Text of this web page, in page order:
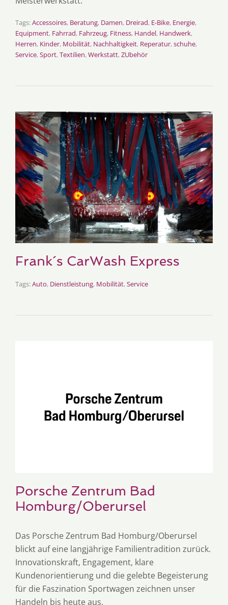
Tags:Accessoires, Beratung, Damen, Dreirad, E-Bike, Energie,
Equipment, Fahrrad, Fahrzeug, Fitness, Handel, Handwerk,
Herren, Kinder, Mobilität, Nachhaltigkeit, Reperatur,schuhe,
Service,Sport,Textilien,Werkstatt,ZUbehör
Frank´s CarWash Express
Tags:Auto, Dienstleistung, Mobilität,Service
Porsche Zentrum Bad
Homburg/Oberursel
Das Porsche Zentrum Bad Homburg/Oberursel
blickt auf eine langjährige Familientradition zurück.
Innovationskraft, Engagement, klare
Kundenorientierung und die gelebte Begeisterung
für die Faszination Sportwagen zeichnen unser
Handeln bis heute aus.